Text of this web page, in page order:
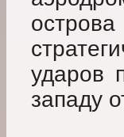
ударов
западу